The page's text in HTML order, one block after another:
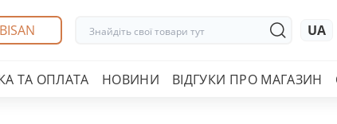
UA
ТА ОПЛАТА НОВИНИ ВІДГУКИ ПРО МАГАЗИН